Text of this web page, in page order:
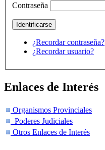
Contraseña
¿Recordar contraseña?
¿Recordar usuario?
Enlaces de Interés
Organismos Provinciales
Poderes Judiciales
Otros Enlaces de Interés